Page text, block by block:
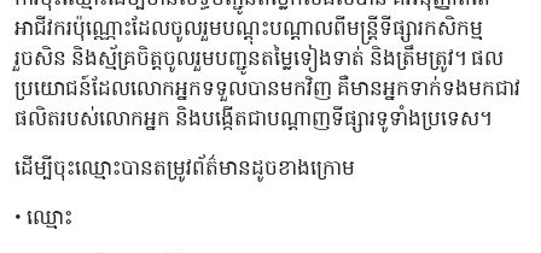
អាជីវករប៉ុណ្ណោះដែលចូលរួមបណ្តុះបណ្តាលពីមន្រ្តីទីផ្សារកសិកម្ម
រួចសិន និងស្ម័គ្រចិត្តចូលរួមបញ្ជូនតម្លៃទៀងទាត់ និងត្រឹមត្រូវ។ ផល
ប្រយោជន៍ដែលលោកអ្នកទទួលបានមកវិញ គឺមានអ្នកទាក់ទងមកជាវ
ផលិតរបស់លោកអ្នក និងបង្កើតជាបណ្តាញទីផ្សារទូទាំងប្រទេស។
ដើម្បីចុះឈ្មោះបានតម្រូវព័ត៌មានដូចខាងក្រោម
• ឈ្មោះ